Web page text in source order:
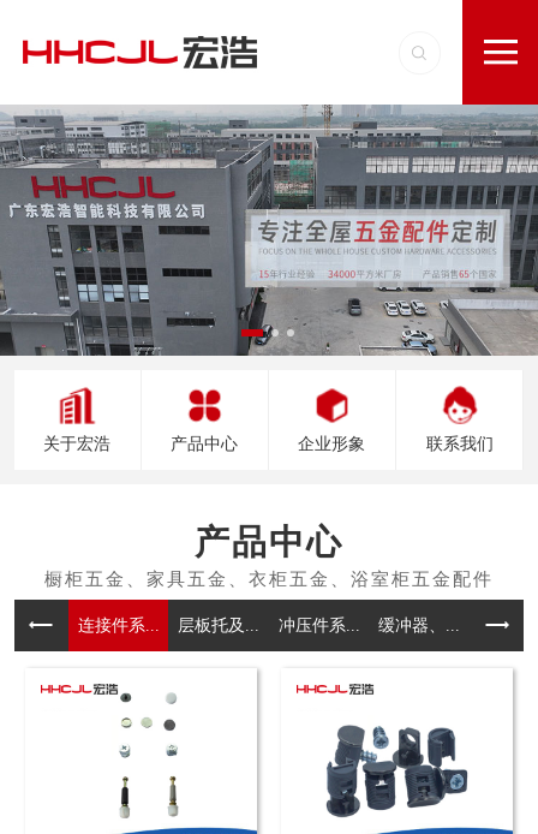
关于宏浩 产品中心 企业形象 联系我们
产品中心
连接件系... 层板托及... 冲压件系... 缓冲器、... 拉手